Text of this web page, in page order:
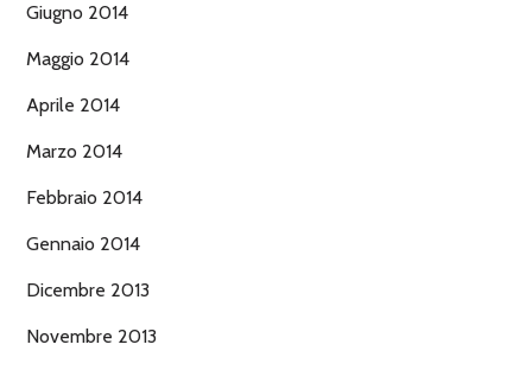
Giugno 2014
Maggio 2014
Aprile 2014
Marzo 2014
Febbraio 2014
Gennaio 2014
Dicembre 2013
Novembre 2013